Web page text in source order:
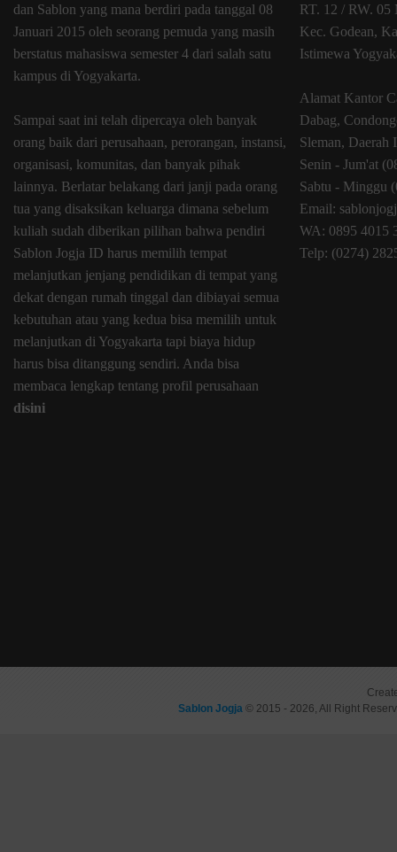
dan Sablon yang mana berdiri pada tanggal 08
Januari 2015 oleh seorang pemuda yang masih
berstatus mahasiswa semester 4 dari salah satu
kampus di Yogyakarta.
Sampai saat ini telah dipercaya oleh banyak
orang baik dari perusahaan, perorangan, instansi,
organisasi, komunitas, dan banyak pihak
lainnya. Berlatar belakang dari janji pada orang
tua yang disaksikan keluarga dimana sebelum
kuliah sudah diberikan pilihan bahwa pendiri
Sablon Jogja ID harus memilih tempat
melanjutkan jenjang pendidikan di tempat yang
dekat dengan rumah tinggal dan dibiayai semua
kebutuhan atau yang kedua bisa memilih untuk
melanjutkan di Yogyakarta tapi biaya hidup
harus bisa ditanggung sendiri. Anda bisa
membaca lengkap tentang profil perusahaan
disini
RT. 12 / RW. 05
Kec. Godean,
Istimewa
Alamat Kantor
Dabag,
Sleman, Daerah
Senin - Jum'at
Sabtu - Minggu
Email:
WA: 0895 4015
Telp: (0274)
Sablon Jogja © 2015 - 2026, All Right